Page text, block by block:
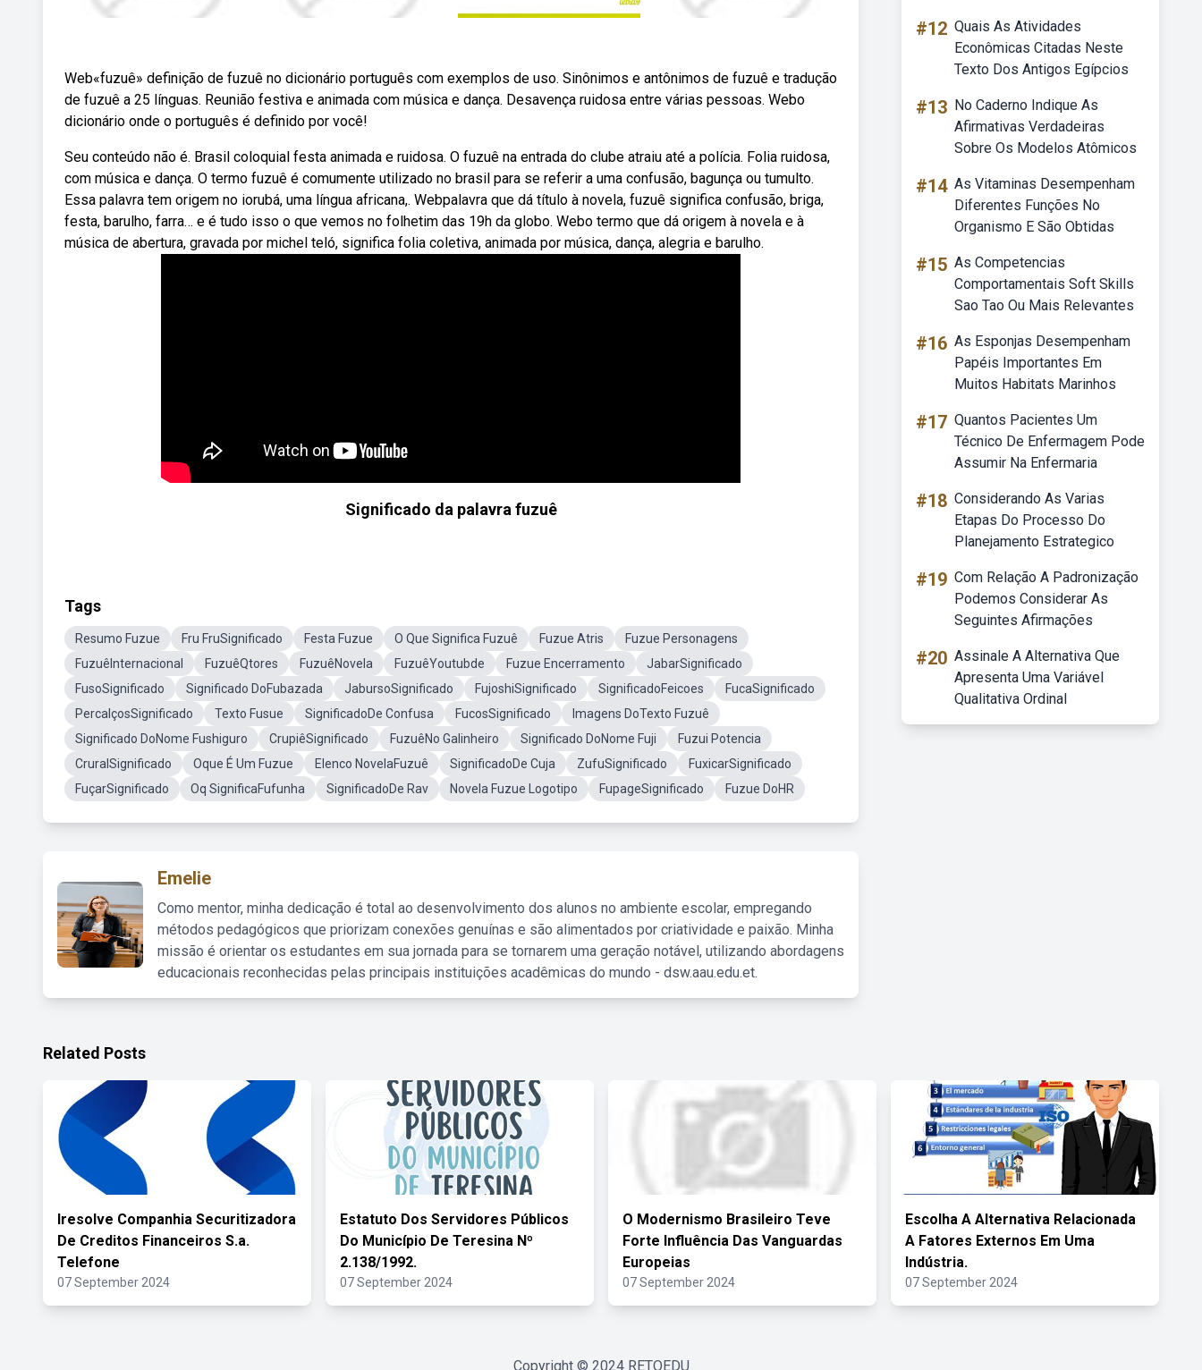
Web«fuzuê» definição de fuzuê no dicionário português com exemplos de uso. Sinônimos e antônimos de fuzuê e tradução
de fuzuê a 25 línguas. Reunião festiva e animada com música e dança. Desavença ruidosa entre várias pessoas. Webo
dicionário onde o português é definido por você!
Seu conteúdo não é. Brasil coloquial festa animada e ruidosa. O fuzuê na entrada do clube atraiu até a polícia. Folia ruidosa,
com música e dança. O termo fuzuê é comumente utilizado no brasil para se referir a uma confusão, bagunça ou tumulto.
Essa palavra tem origem no iorubá, uma língua africana,. Webpalavra que dá título à novela, fuzuê significa confusão, briga,
festa, barulho, farra… e é tudo isso o que vemos no folhetim das 19h da globo. Webo termo que dá origem à novela e à
música de abertura, gravada por michel teló, significa folia coletiva, animada por música, dança, alegria e barulho.
Significado da palavra fuzuê
Tags
Resumo Fuzue Fru FruSignificado Festa Fuzue O Que Significa Fuzuê Fuzue Atris
Fuzue Personagens
FuzuêInternacional
FuzuêQtores FuzuêNovela FuzuêYoutubde Fuzue Encerramento
JabarSignificado
FusoSignificado
Significado DoFubazada JabursoSignificado FujoshiSignificado SignificadoFeicoes
FucaSignificado
PercalçosSignificado
Texto Fusue SignificadoDe Confusa FucosSignificado
Imagens DoTexto Fuzuê
Significado DoNome Fushiguro
CrupiêSignificado FuzuêNo Galinheiro Significado DoNome Fuji
Fuzui Potencia
CruralSignificado
Oque É Um Fuzue Elenco NovelaFuzuê SignificadoDe Cuja ZufuSignificado
FuxicarSignificado
FuçarSignificado
Oq SignificaFufunha SignificadoDe Rav Novela Fuzue Logotipo FupageSignificado Fuzue DoHR
Emelie
Como mentor, minha dedicação é total ao desenvolvimento dos alunos no ambiente escolar, empregando
métodos pedagógicos que priorizam conexões genuínas e são alimentados por criatividade e paixão. Minha
missão é orientar os estudantes em sua jornada para se tornarem uma geração notável, utilizando abordagens
educacionais reconhecidas pelas principais instituições acadêmicas do mundo - dsw.aau.edu.et.
#12 Quais As Atividades
Econômicas Citadas Neste
Texto Dos Antigos Egípcios
#13 No Caderno Indique As
Afirmativas Verdadeiras
Sobre Os Modelos Atômicos
#14 As Vitaminas Desempenham
Diferentes Funções No
Organismo E São Obtidas
#15 As Competencias
Comportamentais Soft Skills
Sao Tao Ou Mais Relevantes
#16 As Esponjas Desempenham
Papéis Importantes Em
Muitos Habitats Marinhos
#17 Quantos Pacientes Um
Técnico De Enfermagem Pode
Assumir Na Enfermaria
#18 Considerando As Varias
Etapas Do Processo Do
Planejamento Estrategico
#19 Com Relação A Padronização
Podemos Considerar As
Seguintes Afirmações
#20 Assinale A Alternativa Que
Apresenta Uma Variável
Qualitativa Ordinal
Related Posts
Iresolve Companhia Securitizadora
De Creditos Financeiros S.a.
Telefone
07 September 2024
Estatuto Dos Servidores Públicos
Do Município De Teresina Nº
2.138/1992.
07 September 2024
O Modernismo Brasileiro Teve
Forte Influência Das Vanguardas
Europeias
07 September 2024
Escolha A Alternativa Relacionada
A Fatores Externos Em Uma
Indústria.
07 September 2024
Copyright © 2024 RETOEDU